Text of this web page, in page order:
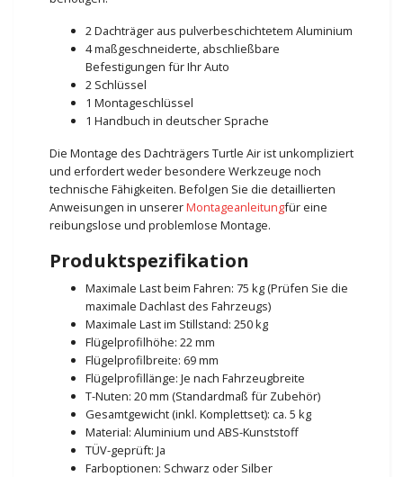
2 Dachträger aus pulverbeschichtetem Aluminium
4 maßgeschneiderte, abschließbare
Befestigungen für Ihr Auto
2 Schlüssel
1 Montageschlüssel
1 Handbuch in deutscher Sprache
Die Montage des Dachträgers Turtle Air ist unkompliziert
und erfordert weder besondere Werkzeuge noch
technische Fähigkeiten. Befolgen Sie die detaillierten
Anweisungen in unsererMontageanleitungfür eine
reibungslose und problemlose Montage.
Produktspezifikation
Maximale Last beim Fahren: 75 kg (Prüfen Sie die
maximale Dachlast des Fahrzeugs)
Maximale Last im Stillstand: 250 kg
Flügelprofilhöhe: 22 mm
Flügelprofilbreite: 69 mm
Flügelprofillänge: Je nach Fahrzeugbreite
T-Nuten: 20 mm (Standardmaß für Zubehör)
Gesamtgewicht (inkl. Komplettset): ca. 5 kg
Material: Aluminium und ABS-Kunststoff
TÜV-geprüft: Ja
Farboptionen: Schwarz oder Silber